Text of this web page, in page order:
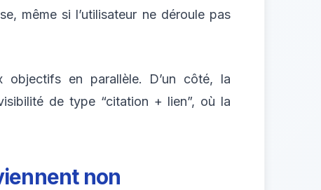
même si l’utilisateur ne déroule pas
en parallèle. D’un côté, la
de type “citation + lien”, où la
non